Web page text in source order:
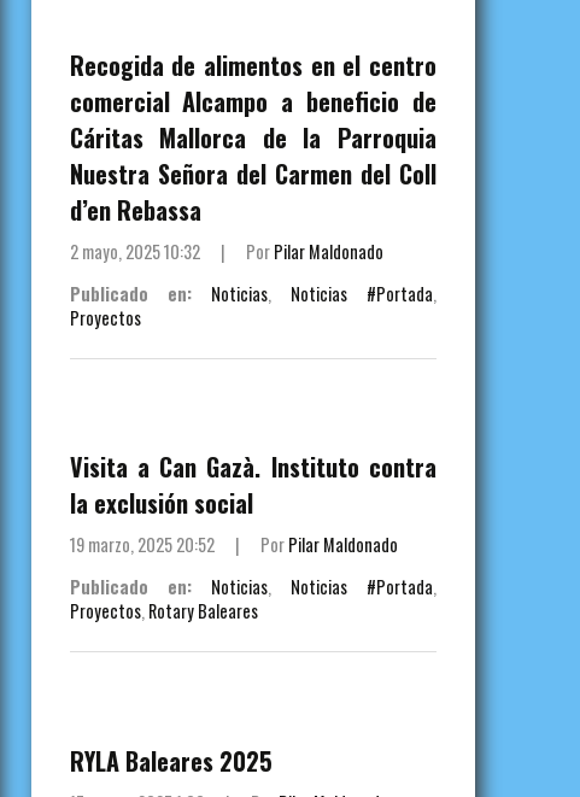
Recogida de alimentos en el centro
comercial Alcampo a beneficio de
Cáritas Mallorca de la Parroquia
Nuestra Señora del Carmen del Coll
d’en Rebassa
2 mayo, 2025 10:32 | PorPilar Maldonado
Publicado en:
Noticias, Noticias #Portada,
Proyectos
Visita a Can Gazà. Instituto contra
la exclusión social
19 marzo, 2025 20:52 | PorPilar Maldonado
Publicado en:
Noticias, Noticias #Portada,
Proyectos, Rotary Baleares
RYLA Baleares 2025